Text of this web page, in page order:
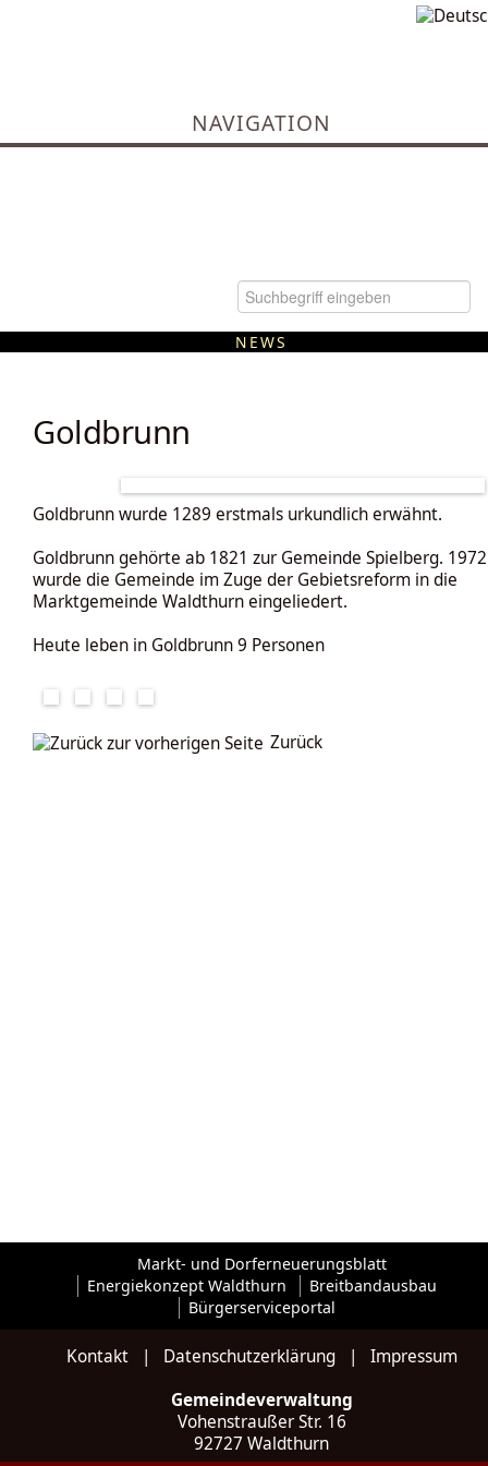
NAVIGATION
NEWS
Goldbrunn
Goldbrunn wurde 1289 erstmals urkundlich erwähnt.
Goldbrunn gehörte ab 1821 zur Gemeinde Spielberg. 1972
wurde die Gemeinde im Zuge der Gebietsreform in die
Marktgemeinde Waldthurn eingeliedert.
Heute leben in Goldbrunn 9 Personen
Zurück
Markt- und Dorferneuerungsblatt
Energiekonzept Waldthurn
Breitbandausbau
Bürgerserviceportal
Kontakt| Datenschutzerklärung| Impressum
Gemeindeverwaltung
Vohenstraußer Str. 16
92727 Waldthurn